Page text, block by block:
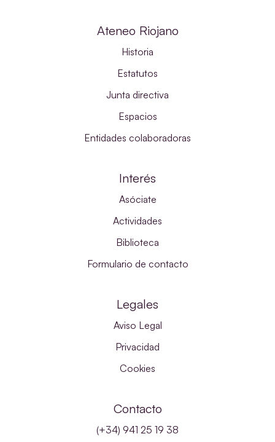
Ateneo Riojano
Historia
Estatutos
Junta directiva
Espacios
Entidades colaboradoras
Interés
Asóciate
Actividades
Biblioteca
Formulario de contacto
Legales
Aviso Legal
Privacidad
Cookies
Contacto
(+34) 941 25 19 38